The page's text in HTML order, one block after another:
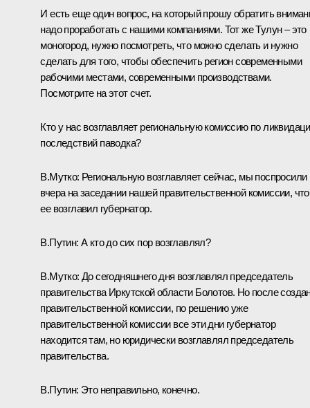
И есть еще один вопрос, на который прошу обратить
надо проработать с нашими компаниями. Тот же Тулун – это
моногород, нужно посмотреть, что можно сделать и нужно
сделать для того, чтобы обеспечить регион современными
рабочими местами, современными производствами.
Посмотрите на этот счет.
Кто у нас возглавляет региональную комиссию по
последствий паводка?
В.Мутко: Региональную возглавляет сейчас, мы поспросили
вчера на заседании нашей правительственной комиссии,
ее возглавил губернатор.
В.Путин: А кто до сих пор возглавлял?
В.Мутко: До сегодняшнего дня возглавлял председатель
правительства Иркутской области Болотов. Но после
правительственной комиссии, по решению уже
правительственной комиссии все эти дни губернатор
находится там, но юридически возглавлял председатель
правительства.
В.Путин: Это неправильно, конечно.